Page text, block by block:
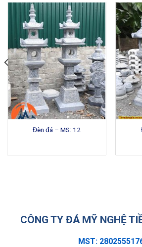
Đèn đá – MS: 12
CÔNG TY ĐÁ MỸ NGHỆ
MST: